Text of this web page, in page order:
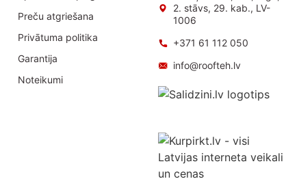
Preču atgriešana
Privātuma politika
Garantija
Noteikumi
2. stāvs, 29. kab., LV-
1006
+371 61 112 050
info@roofteh.lv